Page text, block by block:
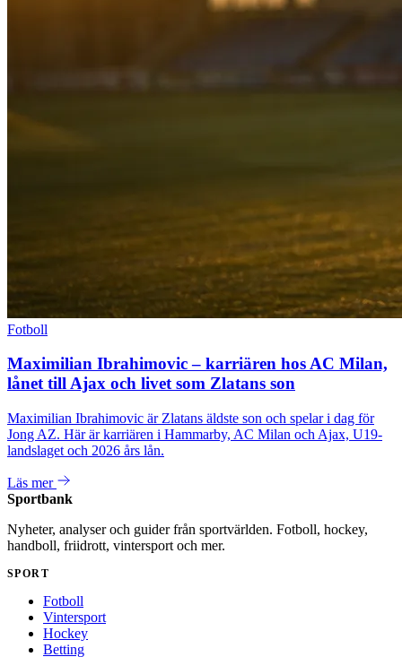
Fotboll
Maximilian Ibrahimovic – karriären hos AC Milan,
lånet till Ajax och livet som Zlatans son
Maximilian Ibrahimovic är Zlatans äldste son och spelar i dag för
Jong AZ. Här är karriären i Hammarby, AC Milan och Ajax, U19-
landslaget och 2026 års lån.
Läs mer
Sportbank
Nyheter, analyser och guider från sportvärlden. Fotboll, hockey,
handboll, friidrott, vintersport och mer.
SPORT
Fotboll
Vintersport
Hockey
Betting